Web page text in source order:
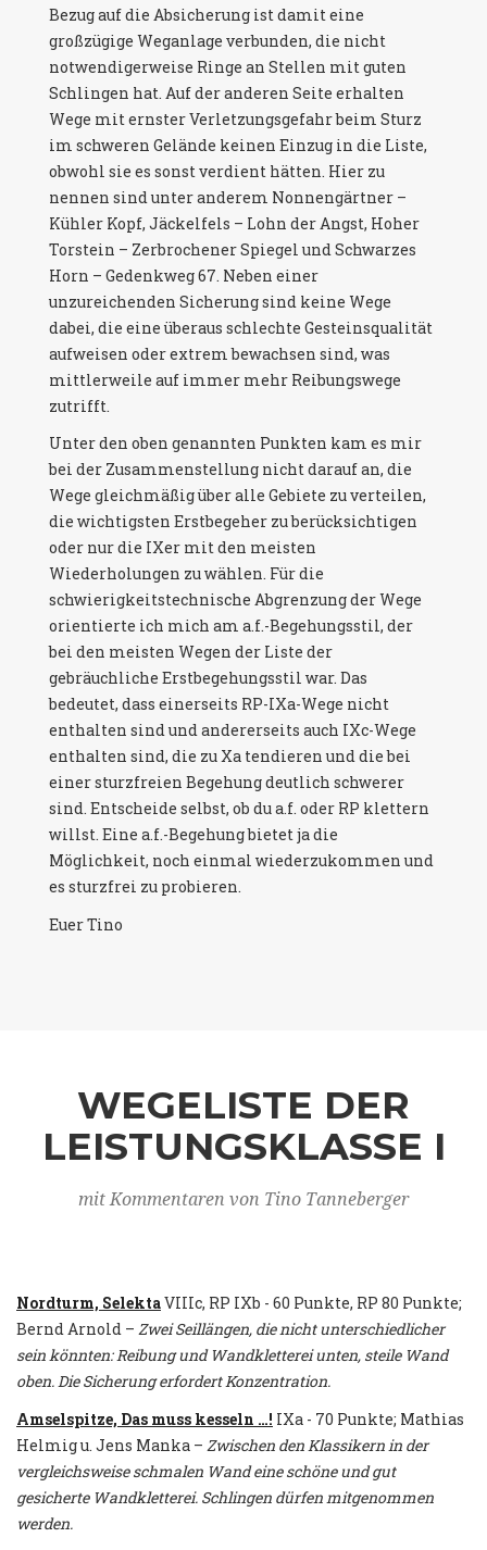
Bezug auf die Absicherung ist damit eine
großzügige Weganlage verbunden, die nicht
notwendigerweise Ringe an Stellen mit guten
Schlingen hat. Auf der anderen Seite erhalten
Wege mit ernster Verletzungsgefahr beim Sturz
im schweren Gelände keinen Einzug in die Liste,
obwohl sie es sonst verdient hätten. Hier zu
nennen sind unter anderem Nonnengärtner –
Kühler Kopf, Jäckelfels – Lohn der Angst, Hoher
Torstein – Zerbrochener Spiegel und Schwarzes
Horn – Gedenkweg 67. Neben einer
unzureichenden Sicherung sind keine Wege
dabei, die eine überaus schlechte Gesteinsqualität
aufweisen oder extrem bewachsen sind, was
mittlerweile auf immer mehr Reibungswege
zutrifft.
Unter den oben genannten Punkten kam es mir
bei der Zusammenstellung nicht darauf an, die
Wege gleichmäßig über alle Gebiete zu verteilen,
die wichtigsten Erstbegeher zu berücksichtigen
oder nur die IXer mit den meisten
Wiederholungen zu wählen. Für die
schwierigkeitstechnische Abgrenzung der Wege
orientierte ich mich am a.f.-Begehungsstil, der
bei den meisten Wegen der Liste der
gebräuchliche Erstbegehungsstil war. Das
bedeutet, dass einerseits RP-IXa-Wege nicht
enthalten sind und andererseits auch IXc-Wege
enthalten sind, die zu Xa tendieren und die bei
einer sturzfreien Begehung deutlich schwerer
sind. Entscheide selbst, ob du a.f. oder RP klettern
willst. Eine a.f.-Begehung bietet ja die
Möglichkeit, noch einmal wiederzukommen und
es sturzfrei zu probieren.
Euer Tino
WEGELISTE DER
LEISTUNGSKLASSE I
mit Kommentaren von Tino Tanneberger
Nordturm, SelektaVIIIc, RP IXb - 60 Punkte, RP 80 Punkte;
Bernd Arnold – Zwei Seillängen, die nicht unterschiedlicher
sein könnten: Reibung und Wandkletterei unten, steile Wand
oben. Die Sicherung erfordert Konzentration.
Amselspitze, Das muss kesseln …! IXa - 70 Punkte; Mathias
Helmig u. Jens Manka – Zwischen den Klassikern in der
vergleichsweise schmalen Wand eine schöne und gut
gesicherte Wandkletterei. Schlingen dürfen mitgenommen
werden.